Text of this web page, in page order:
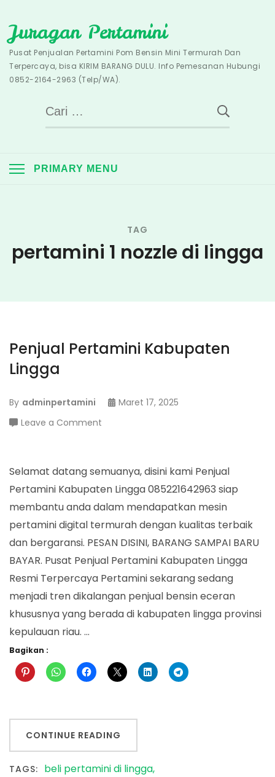
to
content
Juragan Pertamini
Pusat Penjualan Pertamini Pom Bensin Mini Termurah Dan
Terpercaya, bisa KIRIM BARANG DULU. Info Pemesanan Hubungi
0852-2164-2963 (Telp/WA).
Cari
untuk:
PRIMARY MENU
TAG
pertamini 1 nozzle di lingga
Penjual Pertamini Kabupaten
Lingga
By adminpertamini
Maret 17, 2025
Leave a Comment
Kabupaten
Lingga
Selamat datang semuanya, disini kami Penjual
Pertamini Kabupaten Lingga 085221642963 siap
membantu anda dalam mendapatkan mesin
pertamini digital termurah dengan kualitas terbaik
dan bergaransi. PESAN DISINI, BARANG SAMPAI BARU
BAYAR. Pusat Penjual Pertamini Kabupaten Lingga
Resmi Terpercaya Pertamini sekarang sedang
menjadi tren dikalangan penjual bensin eceran
khususnya yang berada di kabupaten lingga provinsi
kepulauan riau. …
Bagikan :
CONTINUE READING
TAGS: beli pertamini di lingga